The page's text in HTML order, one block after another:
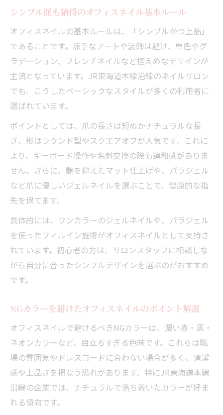
イン提案
シンプルネイルで叶えるナチュラルな手元
働く女性におすすめのオフィスネイルデザ
イン
派手さを抑えた上品オフィスネイルの実践
例
シンプルでも華やかに見えるネイルの選び
方
自然な美しさを叶えるオフィスネイルのコツ
オフィスネイルで自然な雰囲気を演出する
コツ
シンプルデザインが際立つ美爪の作り方
ナチュラル系オフィスネイルの選び方とポ
イント
カラー選びで清潔感を出すオフィスネイル
術
通勤時間も快適にオフィスネイルを楽しむ秘訣
朝の通勤前に利用しやすいオフィスネイル
サロン
シンプルネイルで忙しい毎日も手元美人に
JR東海道本線で通えるオフィスネイル選び
のコツ
シンプル派も納得のオフィスネイル基本ルール
オフィスネイルの基本ルールは、「シンプルかつ上品」
であることです。派手なアートや装飾は避け、単色やグ
ラデーション、フレンチネイルなど控えめなデザインが
主流となっています。JR東海道本線沿線のネイルサロン
でも、こうしたベーシックなスタイルが多くの利用者に
選ばれています。
ポイントとしては、爪の長さは短めかナチュラルな長
さ、形はラウンド型やスクエアオフが人気です。これに
より、キーボード操作や名刺交換の際も違和感がありま
せん。さらに、艶を抑えたマット仕上げや、パラジェル
など爪に優しいジェルネイルを選ぶことで、健康的な指
先を保てます。
具体的には、ワンカラーのジェルネイルや、パラジェル
を使ったフィルイン施術がオフィスネイルとして支持さ
れています。初心者の方は、サロンスタッフに相談しな
がら自分に合ったシンプルデザインを選ぶのがおすすめ
です。
NGカラーを避けたオフィスネイルのポイント解説
オフィスネイルで避けるべきNGカラーは、濃い赤・黒・
ネオンカラーなど、目立ちすぎる色味です。これらは職
場の雰囲気やドレスコードに合わない場合が多く、清潔
感や上品さを損なう恐れがあります。特にJR東海道本線
沿線の企業では、ナチュラルで落ち着いたカラーが好ま
れる傾向です。